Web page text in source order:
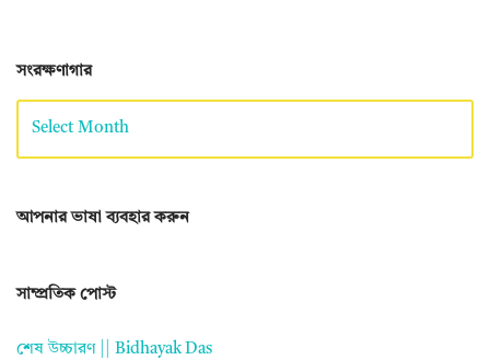
সংরক্ষণাগার
আপনার ভাষা ব্যবহার করুন
সাম্প্রতিক পোস্ট
শেষ উচ্চারণ || Bidhayak Das